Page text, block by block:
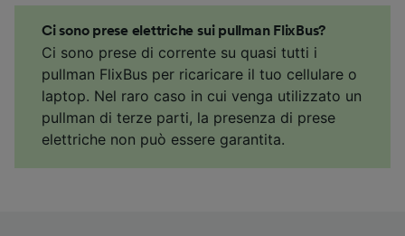
Ci sono prese elettriche sui pullman FlixBus?
Ci sono prese di corrente su quasi tutti i
pullman FlixBus per ricaricare il tuo cellulare o
laptop. Nel raro caso in cui venga utilizzato un
pullman di terze parti, la presenza di prese
elettriche non può essere garantita.